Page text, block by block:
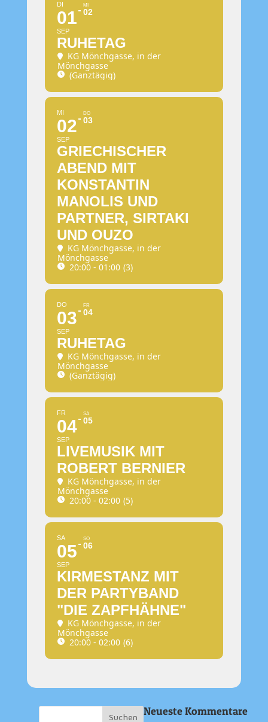
DI
01
SEP
MI
02
RUHETAG
KG Mönchgasse, in der
Mönchgasse
(Ganztägig)
MI
02
SEP
DO
03
GRIECHISCHER
ABEND MIT
KONSTANTIN
MANOLIS UND
PARTNER, SIRTAKI
UND OUZO
KG Mönchgasse, in der
Mönchgasse
20:00 - 01:00 (3)
DO
03
SEP
FR
04
RUHETAG
KG Mönchgasse, in der
Mönchgasse
(Ganztägig)
FR
04
SEP
SA
05
LIVEMUSIK MIT
ROBERT BERNIER
KG Mönchgasse, in der
Mönchgasse
20:00 - 02:00 (5)
SA
05
SEP
SO
06
KIRMESTANZ MIT
DER PARTYBAND
"DIE ZAPFHÄHNE"
KG Mönchgasse, in der
Mönchgasse
20:00 - 02:00 (6)
Neueste Kommentare